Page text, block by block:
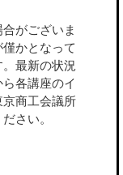
がございま
かとなって
最新の状況
各講座のイ
商工会議所
さい。